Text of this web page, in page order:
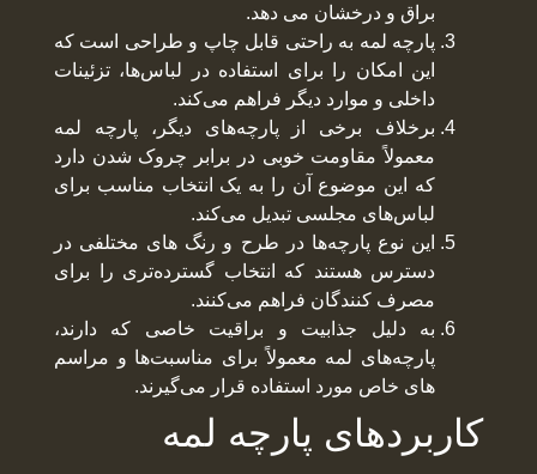
براق و درخشان می دهد.
پارچه لمه به راحتی قابل چاپ و طراحی است که
این امکان را برای استفاده در لباس‌ها، تزئینات
داخلی و موارد دیگر فراهم می‌کند.
برخلاف برخی از پارچه‌های دیگر، پارچه لمه
معمولاً مقاومت خوبی در برابر چروک شدن دارد
که این موضوع آن را به یک انتخاب مناسب برای
لباس‌های مجلسی تبدیل می‌کند.
این نوع پارچه‌ها در طرح و رنگ های مختلفی در
دسترس هستند که انتخاب گسترده‌تری را برای
مصرف کنندگان فراهم می‌کنند.
به دلیل جذابیت و براقیت خاصی که دارند،
پارچه‌های لمه معمولاً برای مناسبت‌ها و مراسم
های خاص مورد استفاده قرار می‌گیرند.
کاربردهای پارچه لمه